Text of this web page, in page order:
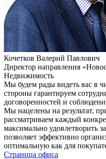
Кочетков Валерий Павлович
Директор направления
Недвижимость
Мы будем рады видеть вас в
стороны гарантируем
договоренностей и
Мы нацелены на результат,
рассматриваем каждый
максимально удовлетворить
позволяет эффективно
оптимальную как для
Страница офиса